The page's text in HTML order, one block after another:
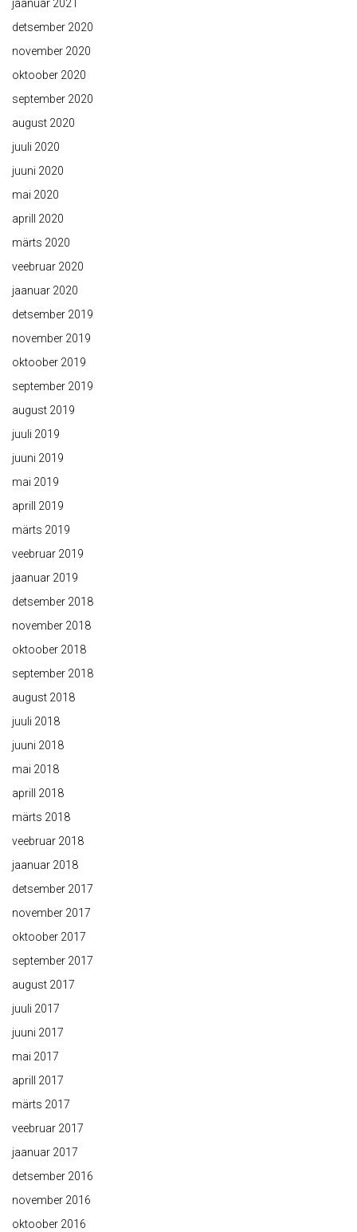
jaanuar 2021
detsember 2020
november 2020
oktoober 2020
september 2020
august 2020
juuli 2020
juuni 2020
mai 2020
aprill 2020
märts 2020
veebruar 2020
jaanuar 2020
detsember 2019
november 2019
oktoober 2019
september 2019
august 2019
juuli 2019
juuni 2019
mai 2019
aprill 2019
märts 2019
veebruar 2019
jaanuar 2019
detsember 2018
november 2018
oktoober 2018
september 2018
august 2018
juuli 2018
juuni 2018
mai 2018
aprill 2018
märts 2018
veebruar 2018
jaanuar 2018
detsember 2017
november 2017
oktoober 2017
september 2017
august 2017
juuli 2017
juuni 2017
mai 2017
aprill 2017
märts 2017
veebruar 2017
jaanuar 2017
detsember 2016
november 2016
oktoober 2016